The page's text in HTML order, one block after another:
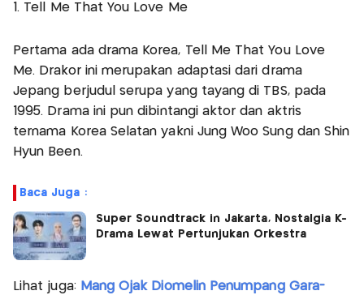
1. Tell Me That You Love Me
Pertama ada drama Korea, Tell Me That You Love
Me. Drakor ini merupakan adaptasi dari drama
Jepang berjudul serupa yang tayang di TBS, pada
1995. Drama ini pun dibintangi aktor dan aktris
ternama Korea Selatan yakni Jung Woo Sung dan Shin
Hyun Been.
Baca Juga :
Super Soundtrack in Jakarta, Nostalgia K-
Drama Lewat Pertunjukan Orkestra
Lihat juga: Mang Ojak Diomelin Penumpang Gara-